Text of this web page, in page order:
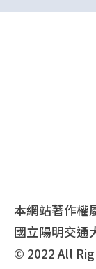
本網站著作權
國立陽明交通
© 2022 All